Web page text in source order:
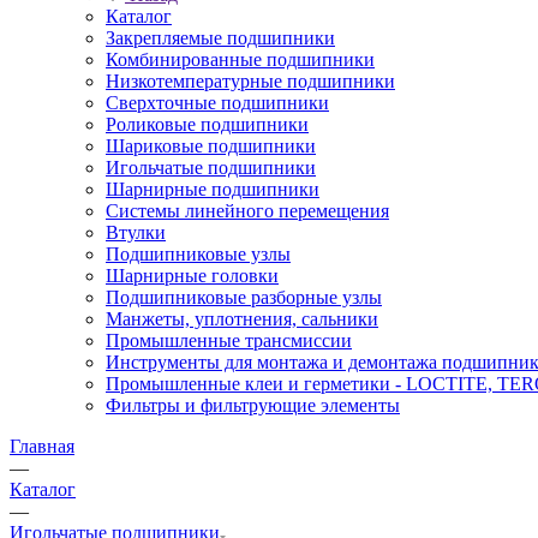
Каталог
Закрепляемые подшипники
Комбинированные подшипники
Низкотемпературные подшипники
Сверхточные подшипники
Роликовые подшипники
Шариковые подшипники
Игольчатые подшипники
Шарнирные подшипники
Системы линейного перемещения
Втулки
Подшипниковые узлы
Шарнирные головки
Подшипниковые разборные узлы
Манжеты, уплотнения, сальники
Промышленные трансмиссии
Инструменты для монтажа и демонтажа
Промышленные клеи и герметики - LOCTITE,
Фильтры и фильтрующие элементы
Главная
—
Каталог
—
Игольчатые подшипники